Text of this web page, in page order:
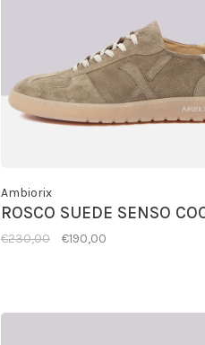
Ambiorix
ROSCO SUEDE SENSO
€230,00 €190,00